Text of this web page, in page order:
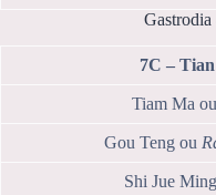
7C –
Tiam Ma ou
Gou Teng ou
Shi Jue